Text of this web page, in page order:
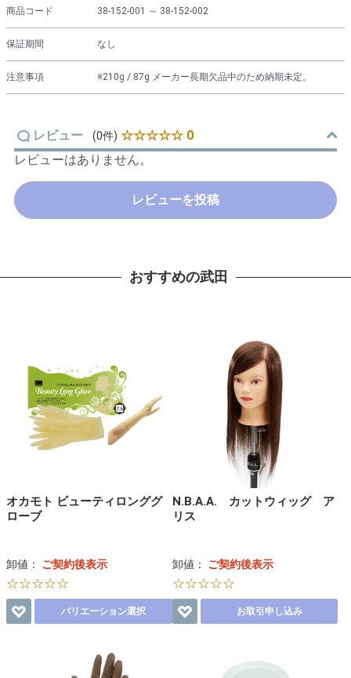
商品コード 38-152-001 ～ 38-152-002
保証期間 なし
注意事項 ※210g / 87g メーカー長期欠品中のため納期未定。
レビュー (0件) ☆☆☆☆☆ 0
レビューはありません。
レビューを投稿
おすすめの武田
オカモト ビューティロンググ
ローブ
卸値： ご契約後表示
☆☆☆☆☆
バリエーション選択
N.B.A.A. カットウィッグ ア
リス
卸値： ご契約後表示
☆☆☆☆☆
お取引申し込み